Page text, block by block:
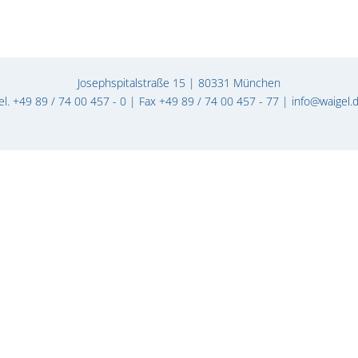
Josephspitalstraße 15 | 80331 München
+49 89 / 74 00 457 - 0 | Fax +49 89 / 74 00 457 - 77 |